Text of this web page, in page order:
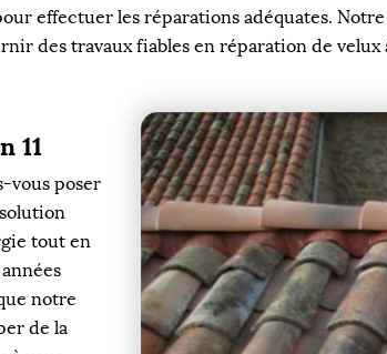
effectuer les réparations adéquates.
des travaux fiables en réparation de velux à
11
vous poser
tout en
notre
de la